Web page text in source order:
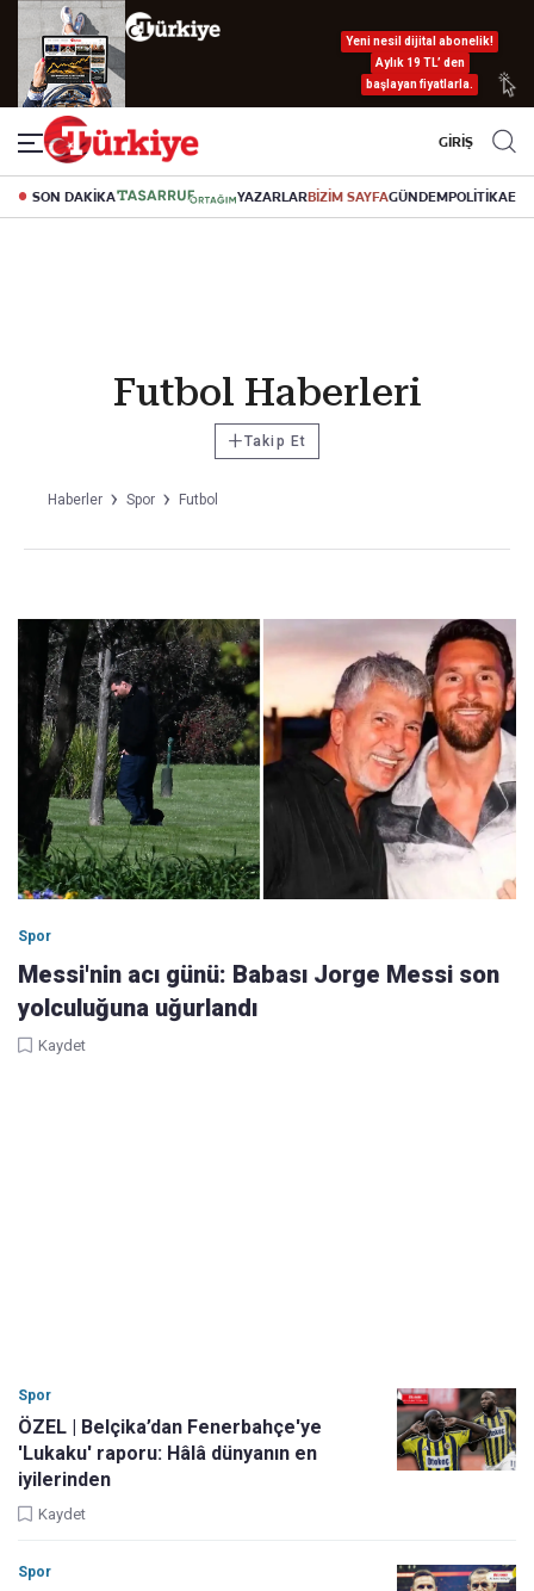
Yeni nesil dijital abonelik!
Aylık 19 TL’ den
başlayan fiyatlarla.
GİRİŞ
SON DAKİKA YAZARLARBİZİM SAYFAGÜNDEMPOLİTİKA
Futbol Haberleri
+Takip Et
Haberler Spor Futbol
Spor
Messi'nin acı günü: Babası Jorge Messi son
yolculuğuna uğurlandı
Kaydet
Spor
ÖZEL | Belçika’dan Fenerbahçe'ye
'Lukaku' raporu: Hâlâ dünyanın en
iyilerinden
Kaydet
Spor